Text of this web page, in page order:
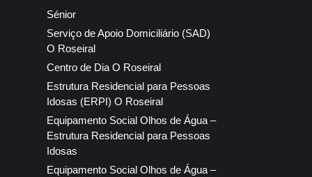
Sénior
Serviço de Apoio Domiciliário (SAD)
O Roseiral
Centro de Dia O Roseiral
Estrutura Residencial para Pessoas
Idosas (ERPI) O Roseiral
Equipamento Social Olhos de Água –
Estrutura Residencial para Pessoas
Idosas
Equipamento Social Olhos de Água –